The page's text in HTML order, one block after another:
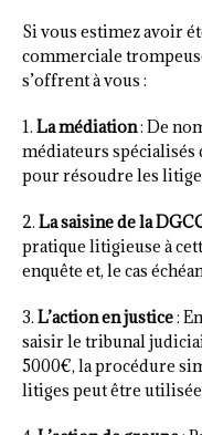
Si vous estimez avoir
commerciale
s’offrent à vous :
1. La médiation: De
médiateurs
pour résoudre les
2. La saisine de la
pratique litigieuse à
enquête et, le cas
3. L’action en justice:
saisir le tribunal
5000€, la procédure
litiges peut être